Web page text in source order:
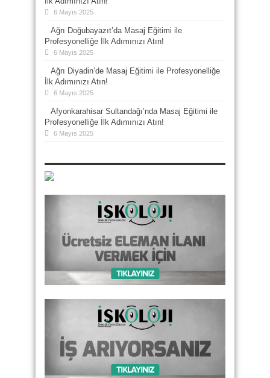
6 Mayıs 2025
Ağrı Doğubayazıt’da Masaj Eğitimi ile
Profesyonelliğe İlk Adımınızı Atın!
6 Mayıs 2025
Ağrı Diyadin’de Masaj Eğitimi ile Profesyonelliğe
İlk Adımınızı Atın!
6 Mayıs 2025
Afyonkarahisar Sultandağı’nda Masaj Eğitimi ile
Profesyonelliğe İlk Adımınızı Atın!
6 Mayıs 2025